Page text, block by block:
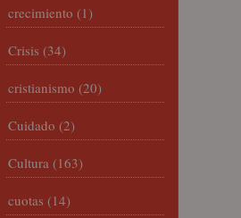
crecimiento (1)
Crisis (34)
cristianismo (20)
Cuidado (2)
Cultura (163)
cuotas (14)